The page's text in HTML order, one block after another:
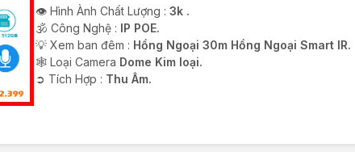
👁 Hình Ành Chất Lượng : 3k .
🕉️ Công Nghệ : IP POE.
💡 Xem ban đêm : Hồng Ngoại 30m Hồng Ngoại Smart IR.
🕸️ Loại Camera Dome Kim loại.
️➲ Tích Hợp : Thu Âm.